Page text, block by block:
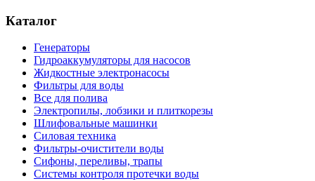
Каталог
Генераторы
Гидроаккумуляторы для насосов
Жидкостные электронасосы
Фильтры для воды
Все для полива
Электропилы, лобзики и плиткорезы
Шлифовальные машинки
Силовая техника
Фильтры-очистители воды
Сифоны, переливы, трапы
Системы контроля протечки воды